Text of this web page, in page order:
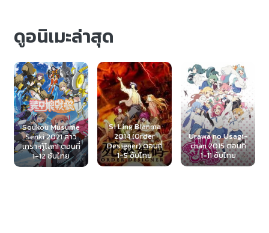
ดูอนิเมะล่าสุด
สาว
ลก! ตอนที่
บไทย
Si Ling Bianma
2014 (Order
Designer) ตอนที่
1-5 ซับไทย
Urawa no Usagi-
chan 2015 ตอนที่
1-11 ซับไทย
Muv-Luv
Alternative
Eclipse
ที่ 1-24 ซับ